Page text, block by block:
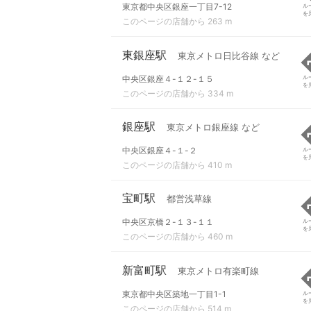
東京都中央区銀座一丁目7-12
このページの店舗から 263 m
ル
を
東銀座駅 東京メトロ日比谷線 など
中央区銀座４-１２-１５
このページの店舗から 334 m
ル
を
銀座駅 東京メトロ銀座線 など
中央区銀座４-１-２
このページの店舗から 410 m
ル
を
宝町駅 都営浅草線
中央区京橋２-１３-１１
このページの店舗から 460 m
ル
を
新富町駅 東京メトロ有楽町線
東京都中央区築地一丁目1-1
このページの店舗から 514 m
ル
を